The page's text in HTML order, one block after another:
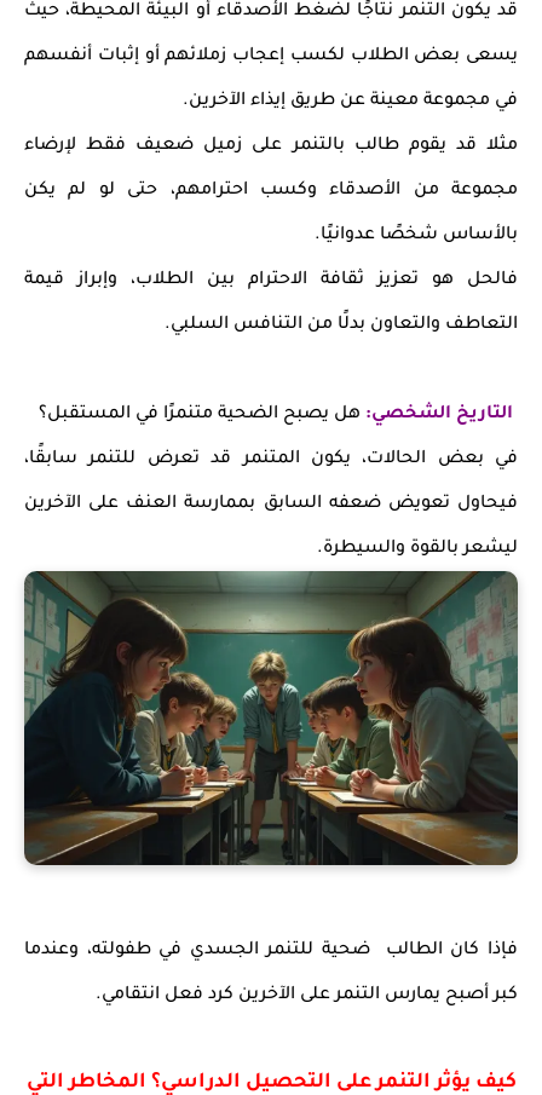
قد يكون التنمر نتاجًا لضغط الأصدقاء أو البيئة المحيطة، حيث
يسعى بعض الطلاب لكسب إعجاب زملائهم أو إثبات أنفسهم
في مجموعة معينة عن طريق إيذاء الآخرين.
مثلا قد يقوم طالب بالتنمر على زميل ضعيف فقط لإرضاء
مجموعة من الأصدقاء وكسب احترامهم، حتى لو لم يكن
بالأساس شخصًا عدوانيًا.
فالحل هو تعزيز ثقافة الاحترام بين الطلاب، وإبراز قيمة
التعاطف والتعاون بدلًا من التنافس السلبي.
التاريخ الشخصي: هل يصبح الضحية متنمرًا في المستقبل؟
في بعض الحالات، يكون المتنمر قد تعرض للتنمر سابقًا،
فيحاول تعويض ضعفه السابق بممارسة العنف على الآخرين
ليشعر بالقوة والسيطرة.
فإذا كان الطالب ضحية للتنمر الجسدي في طفولته، وعندما
كبر أصبح يمارس التنمر على الآخرين كرد فعل انتقامي.
كيف يؤثر التنمر على التحصيل الدراسي؟ المخاطر التي